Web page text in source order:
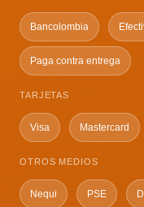
Bancolombia
Paga contra entrega
TARJETAS
Visa Mastercard
OTROS MEDIOS
Nequi PSE